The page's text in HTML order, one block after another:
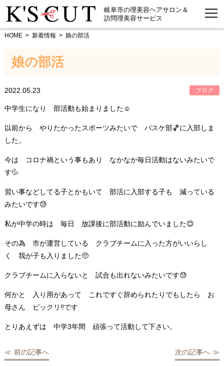
岐阜市の理美容ヘアサロン＆
訪問理美容サービス
HOME 新着情報 娘の部活
娘の部活
2022.05.23 ブログ
中学生になり 部活動も始まりました☺️
以前から やりたかったスポーツみたいで バスケ部🏀に入部しま
した。
今は コロナ禍という事もあり なかなか毎日活動はないみたいで
す💦
習い事などしてる子とかもいて 部活に入部する子も 減っている
みたいです😓
私が中学の時は 毎日 放課後に部活動に励んでいました😊
その為 市が運営している クラブチームに入った方がいいらし
く 我が子も入りました🥺
クラブチームに入らないと 試合も出れないみたいです😓
何かと 入り用があって これですぐ辞められたりでもしたら お
母さん ビックリ‼️です
とりあえずは 中学3年間 頑張って活動して下さい。
前の記事へ 次の記事へ